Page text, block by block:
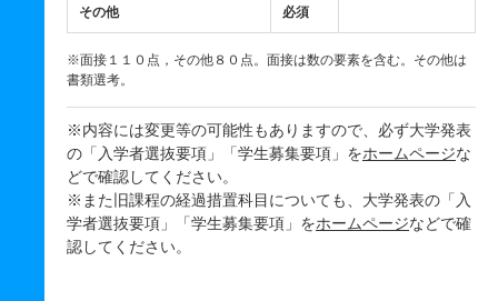
その他 必須
※面接１１０点，その他８０点。面接は数の要素を含む。その他は
書類選考。
※内容には変更等の可能性もありますので、必ず大学発表
の「入学者選抜要項」「学生募集要項」をホームページな
どで確認してください。
※また旧課程の経過措置科目についても、大学発表の「入
学者選抜要項」「学生募集要項」をホームページなどで確
認してください。